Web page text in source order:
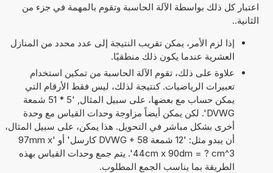
اعتبار كل ذلك بواسطة الآلة الحاسبة وتقوم بالمهمة في جزء من
الثانية..
إذا لزم الأمر، يمكن تقريب النتيجة إلى عدد محدد من المنازل
العشرية عندما يكون ذلك منطقيًا.
علاوة على ذلك، تقوم الآلة الحاسبة من تمكين استخدام
تعبيرات الرياضيات. كنتيجة لذلك، ليس فقط الأرقام التي
يمكن حساب مع بعضها، على سبيل المثال, '5 * 51 شمعة
DVWG'. لكن يمكن أيضاً مزاوجة وحدات القياس مع وحدة
أخرى بشكل مباشر في التحويل. هذا يمكن، على سبيل المثال،
أن يبدو مثل: '12 شمعة DVWG + 58 كارسل' أو '97mm x
44cm x 90dm = ? cm^3'. يتم جمع وحدات القياس بهذه
الطريقة بما يناسب الجمع المطلوب.